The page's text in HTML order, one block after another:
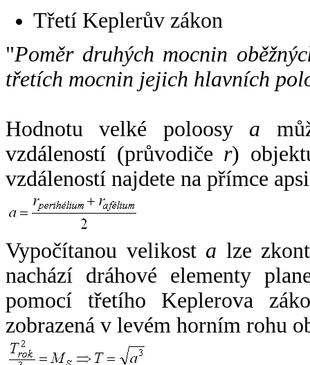
Třetí Keplerův zákon
"Poměr druhých mocnin
třetích mocnin jejich hlavních
Hodnotu velké poloosy a
vzdáleností (průvodiče r)
vzdáleností najdete na přímce
Vypočítanou velikost a lze
nachází dráhové elementy
pomocí třetího Keplerova
zobrazená v levém horním rohu